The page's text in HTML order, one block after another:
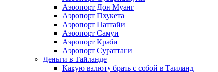
Аэропорт Дон Муанг
Аэропорт Пхукета
Аэропорт Паттайи
Аэропорт Самуи
Аэропорт Краби
Аэропорт Сураттани
Деньги в Тайланде
Какую валюту брать с собой в Таиланд